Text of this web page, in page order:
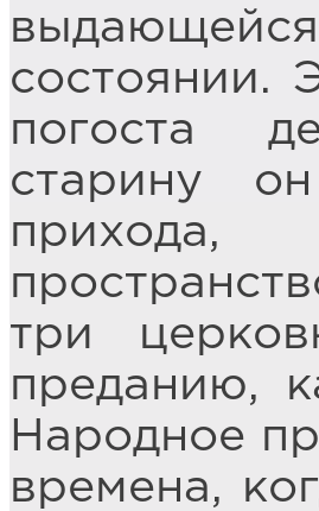
состоянии.
погоста
старину
прихода,
три
преданию,
Народное
времена,